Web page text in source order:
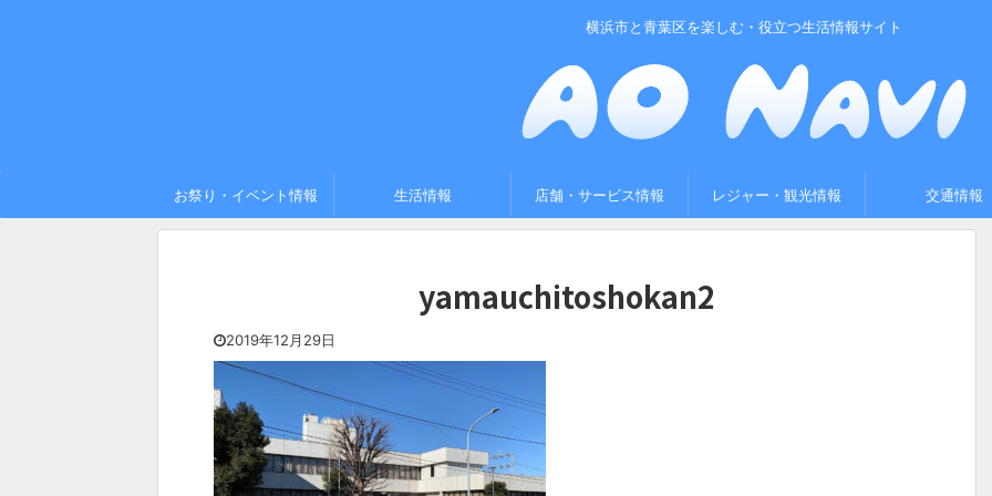
横浜市と青葉区を楽しむ・役立つ生活情報サイト
お祭り・イベント情報 生活情報 店舗・サービス情報 レジャー・観光情報 交通情報
yamauchitoshokan2
2019年12月29日